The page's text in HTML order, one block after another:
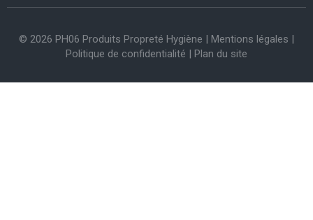
© 2026 PH06 Produits Propreté Hygiène | Mentions légales |
Politique de confidentialité | Plan du site